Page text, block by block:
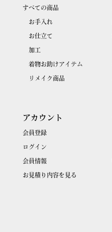
すべての商品
お手入れ
お仕立て
加工
着物お助けアイテム
リメイク商品
アカウント
会員登録
ログイン
会員情報
お見積り内容を見る